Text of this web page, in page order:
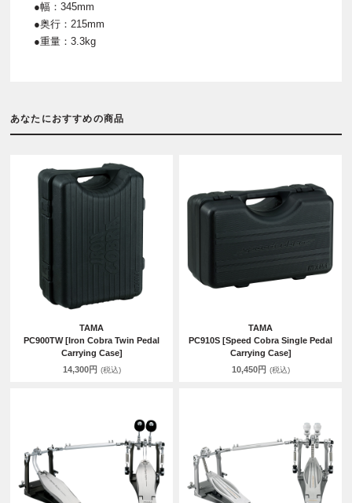
●幅：345mm
●奥行：215mm
●重量：3.3kg
あなたにおすすめの商品
TAMA
PC900TW [Iron Cobra Twin Pedal
Carrying Case]
14,300円 (税込)
TAMA
PC910S [Speed Cobra Single Pedal
Carrying Case]
10,450円 (税込)